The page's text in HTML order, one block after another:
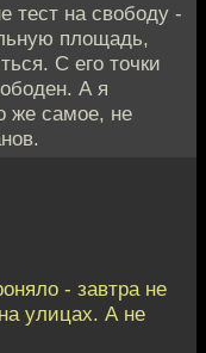
тест на свободу -
площадь,
С его точки
А я
же самое, не
- завтра не
улицах. А не